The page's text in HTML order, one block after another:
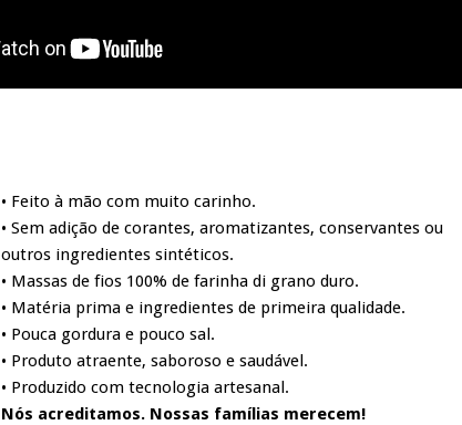
• Feito à mão com muito carinho.
• Sem adição de corantes, aromatizantes, conservantes ou
outros ingredientes sintéticos.
• Massas de fios 100% de farinha di grano duro.
• Matéria prima e ingredientes de primeira qualidade.
• Pouca gordura e pouco sal.
• Produto atraente, saboroso e saudável.
• Produzido com tecnologia artesanal.
Nós acreditamos. Nossas famílias merecem!